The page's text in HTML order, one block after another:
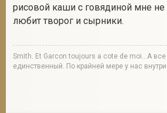
рисовой каши с говядиной мне не
любит творог и сырники.
Smith. Et Garcon toujours a cote de moi...А
единственный. По крайней мере у нас